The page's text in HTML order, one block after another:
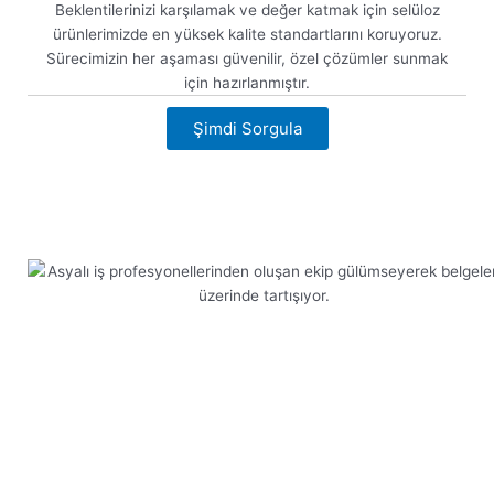
Beklentilerinizi karşılamak ve değer katmak için selüloz
ürünlerimizde en yüksek kalite standartlarını koruyoruz.
Sürecimizin her aşaması güvenilir, özel çözümler sunmak
için hazırlanmıştır.
Şimdi Sorgula